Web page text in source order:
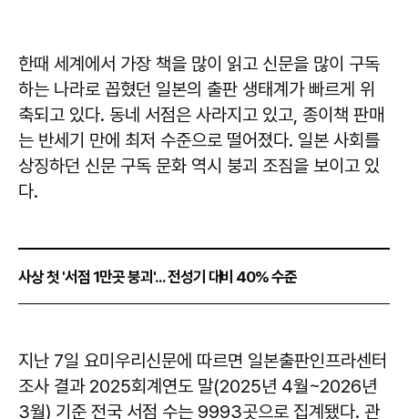
한때 세계에서 가장 책을 많이 읽고 신문을 많이 구독
하는 나라로 꼽혔던 일본의 출판 생태계가 빠르게 위
축되고 있다. 동네 서점은 사라지고 있고, 종이책 판매
는 반세기 만에 최저 수준으로 떨어졌다. 일본 사회를
상징하던 신문 구독 문화 역시 붕괴 조짐을 보이고 있
다.
사상 첫 '서점 1만곳 붕괴'... 전성기 대비 40% 수준
지난 7일 요미우리신문에 따르면 일본출판인프라센터
조사 결과 2025회계연도 말(2025년 4월~2026년
3월) 기준 전국 서점 수는 9993곳으로 집계됐다. 관